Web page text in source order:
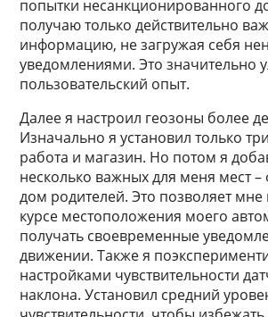
попытки несанкционированного
получаю только действительно
информацию, не загружая себя
уведомлениями. Это значительно
пользовательский опыт.
Далее я настроил геозоны более
Изначально я установил только
работа и магазин. Но потом я
несколько важных для меня мест –
дом родителей. Это позволяет мне
курсе местоположения моего
получать своевременные
движении. Также я
настройками чувствительности
наклона. Установил средний